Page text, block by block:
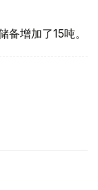
增加了15吨。